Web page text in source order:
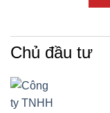
Chủ đầu tư